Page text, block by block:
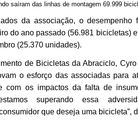
saíram das linhas de montagem 69.999
da associação, o desempenho
do ano passado (56.981 bicicletas)
(25.370 unidades).
de Bicicletas da Abraciclo, Cyro
o esforço das associadas para
com os impactos da falta de
superando essa
que deseja uma bicicleta”,